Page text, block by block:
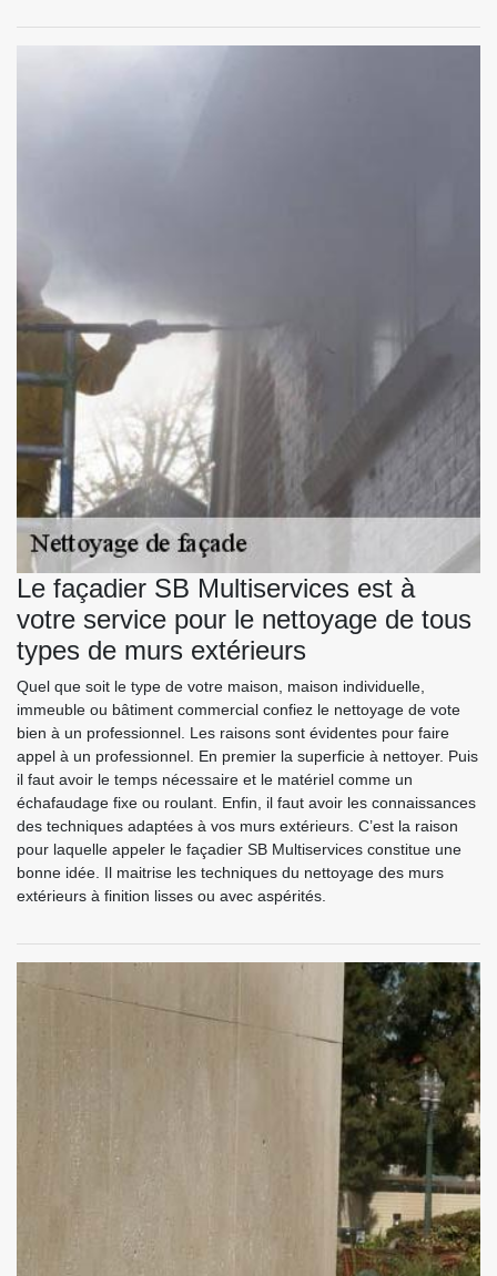
Le façadier SB Multiservices est à
votre service pour le nettoyage de tous
types de murs extérieurs
Quel que soit le type de votre maison, maison individuelle,
immeuble ou bâtiment commercial confiez le nettoyage de vote
bien à un professionnel. Les raisons sont évidentes pour faire
appel à un professionnel. En premier la superficie à nettoyer. Puis
il faut avoir le temps nécessaire et le matériel comme un
échafaudage fixe ou roulant. Enfin, il faut avoir les connaissances
des techniques adaptées à vos murs extérieurs. C’est la raison
pour laquelle appeler le façadier SB Multiservices constitue une
bonne idée. Il maitrise les techniques du nettoyage des murs
extérieurs à finition lisses ou avec aspérités.